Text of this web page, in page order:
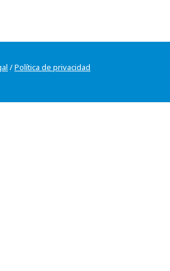
/Política de privacidad